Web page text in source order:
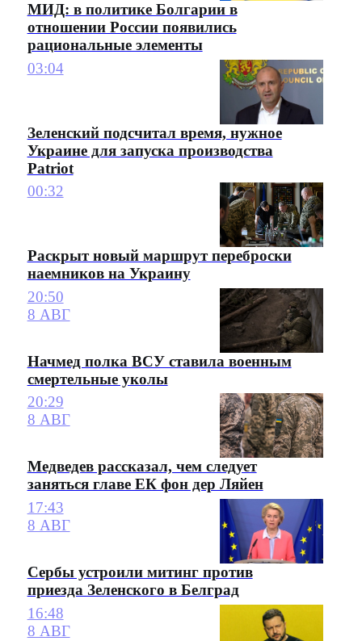
МИД: в политике Болгарии в
отношении России появились
рациональные элементы
03:04
Зеленский подсчитал время, нужное
Украине для запуска производства
Patriot
00:32
Раскрыт новый маршрут переброски
наемников на Украину
20:50
8 АВГ
Начмед полка ВСУ ставила военным
смертельные уколы
20:29
8 АВГ
Медведев рассказал, чем следует
заняться главе ЕК фон дер Ляйен
17:43
8 АВГ
Сербы устроили митинг против
приезда Зеленского в Белград
16:48
8 АВГ